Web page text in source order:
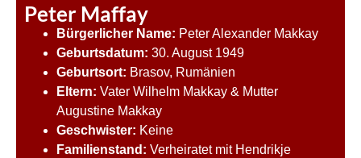
Peter Maffay
Bürgerlicher Name: Peter Alexander Makkay
Geburtsdatum: 30. August 1949
Geburtsort: Brasov, Rumänien
Eltern: Vater Wilhelm Makkay & Mutter
Augustine Makkay
Geschwister: Keine
Familienstand: Verheiratet mit Hendrikje